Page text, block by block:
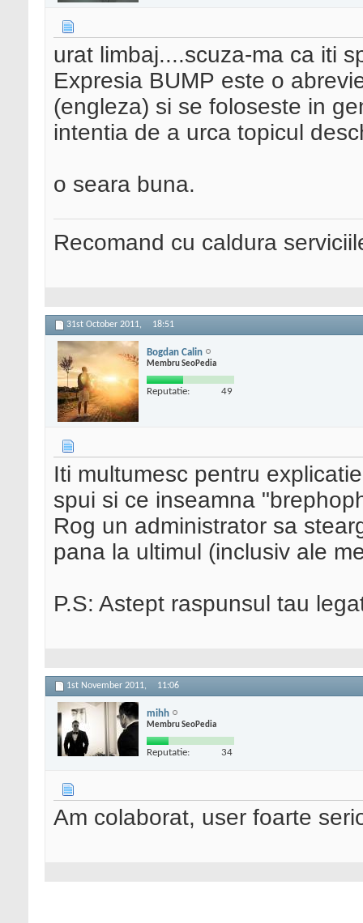
urat limbaj....scuza-ma ca iti
Expresia BUMP este o
(engleza) si se foloseste in
intentia de a urca topicul
o seara buna.
Recomand cu caldura
31st October 2011, 18:51
Bogdan Calin
Membru SeoPedia
Reputatie: 49
Iti multumesc pentru
spui si ce inseamna
Rog un administrator sa
pana la ultimul (inclusiv ale
P.S: Astept raspunsul tau
1st November 2011, 11:06
mihh
Membru SeoPedia
Reputatie: 34
Am colaborat, user foarte